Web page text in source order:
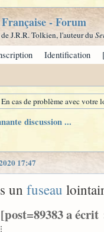
- Forum
J.R.R. Tolkien, l'auteur du
Identification
cas de problème avec
discussion ...
17:47
un fuseau
[post=89383 a écrit